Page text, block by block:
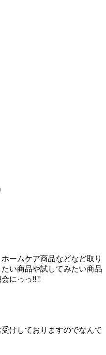
ームケア商品などなど取り
い商品や試してみたい商品
にっっ‼︎‼︎
けしておりますのでなんで